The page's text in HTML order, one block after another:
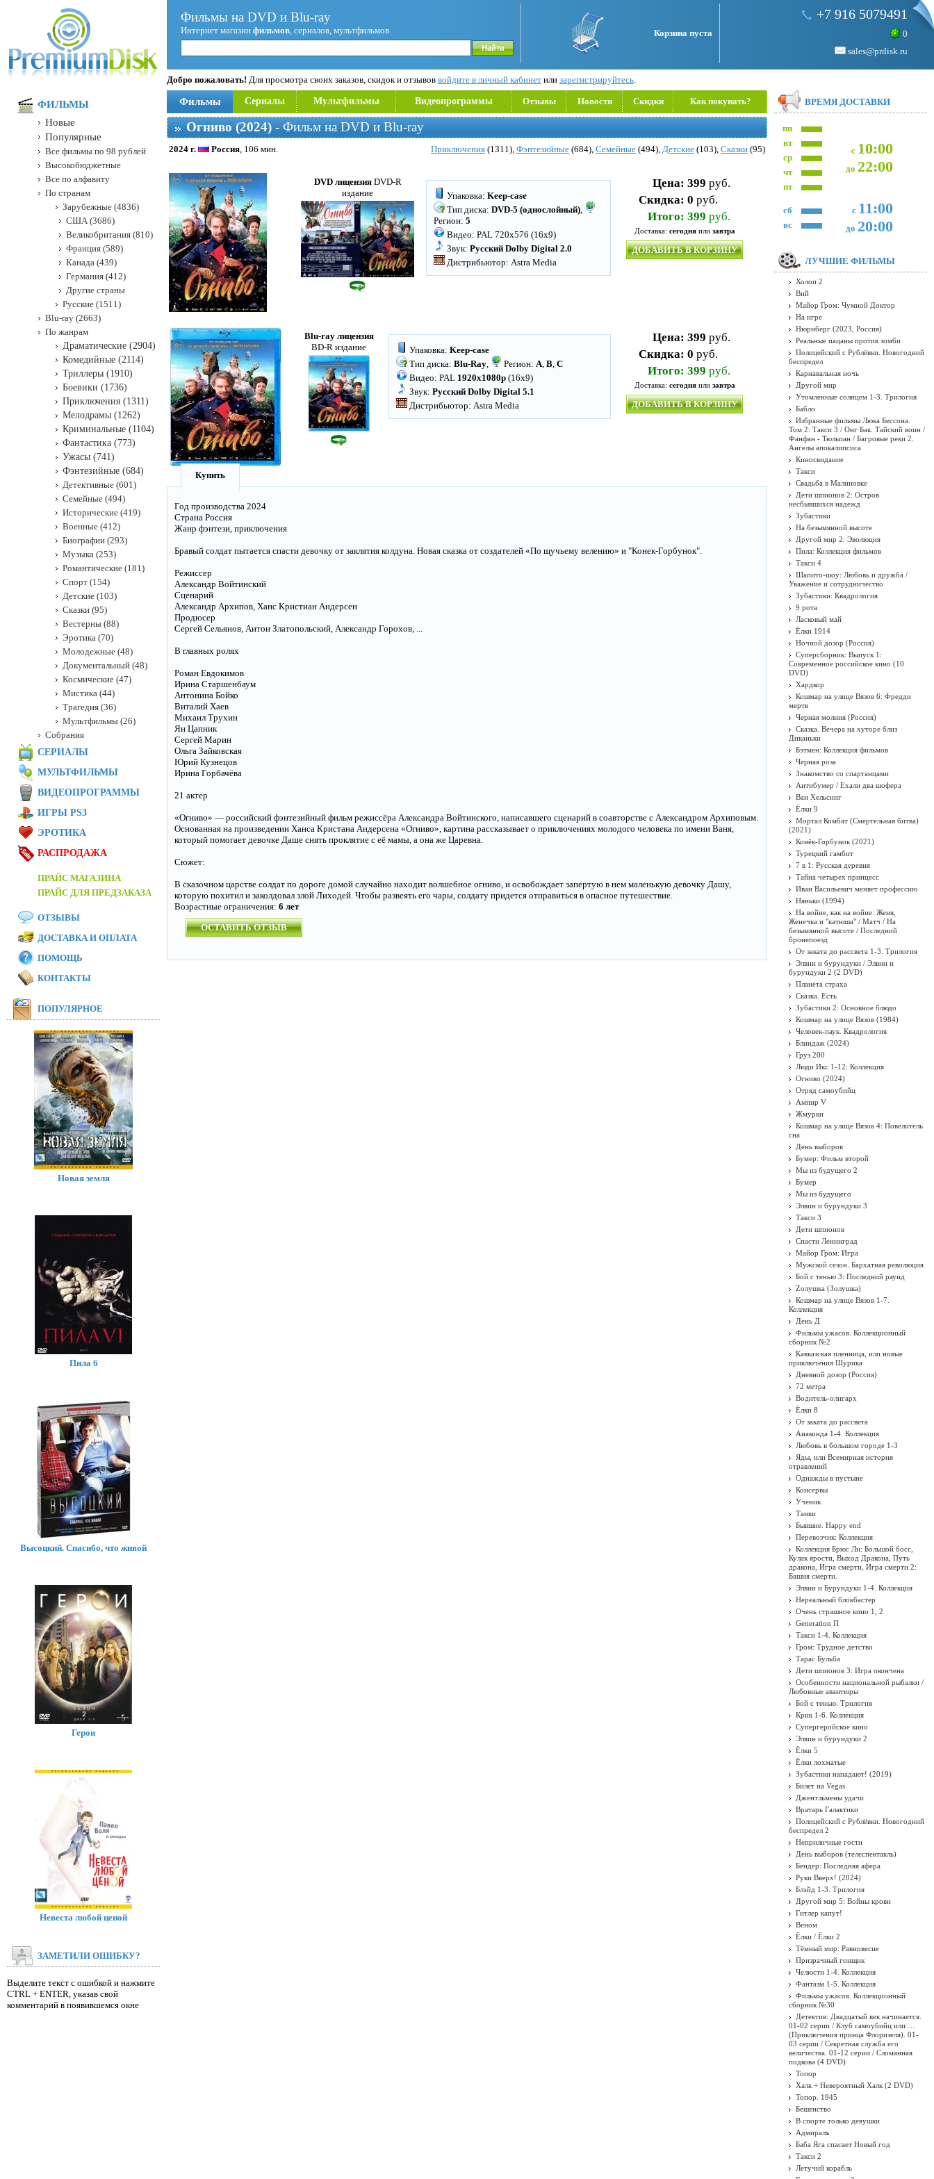
Фильмы на DVD и Blu-ray
Интернет магазин фильмов, сериалов, мультфильмов. Корзина пуста
+7 916 5079491
0
sales@prdisk.ru
Добро пожаловать! Для просмотра своих заказов, скидок и отзывов войдите в личный кабинет или зарегистрируйтесь.
Фильмы Сериалы Мультфильмы Видеопрограммы Отзывы Новости Скидки Как покупать?
Огниво (2024) - Фильм на DVD и Blu-ray
2024 г. Россия, 106 мин. Приключения (1311), Фэнтезийные (684), Семейные (494), Детские (103), Сказки (95)
DVD лицензияDVD-R
издание
Упаковка: Keep-case
Тип диска: DVD-5 (однослойный),
Регион: 5
Видео: PAL 720x576 (16x9)
Звук: Русский Dolby Digital 2.0
Дистрибьютор: Astra Media
Цена: 399 руб.
Скидка: 0 руб.
Итого: 399 руб.
Доставка: сегодняили завтра
ДОБАВИТЬ В КОРЗИНУ
Blu-ray лицензия
BD-R издание
Упаковка: Keep-case
Тип диска: Blu-Ray, Регион: A, B, C
Видео: PAL 1920x1080p (16x9)
Звук: Русский Dolby Digital 5.1
Дистрибьютор: Astra Media
Цена: 399 руб.
Скидка: 0 руб.
Итого: 399 руб.
Доставка: сегодняили завтра
ДОБАВИТЬ В КОРЗИНУ
Купить
Год производства 2024
Страна Россия
Жанр фэнтези, приключения
Бравый солдат пытается спасти девочку от заклятия колдуна. Новая сказка от создателей «По щучьему велению» и "Конек-Горбунок".
Режиссер
Александр Войтинский
Сценарий
Александр Архипов, Ханс Кристиан Андерсен
Продюсер
Сергей Сельянов, Антон Златопольский, Александр Горохов, ...
В главных ролях
Роман Евдокимов
Ирина Старшенбаум
Антонина Бойко
Виталий Хаев
Михаил Трухин
Ян Цапник
Сергей Марин
Ольга Зайковская
Юрий Кузнецов
Ирина Горбачёва
21 актер
«Огниво» — российский фэнтезийный фильм режиссёра Александра Войтинского, написавшего сценарий в соавторстве с Александром Архиповым.
Основанная на произведении Ханса Кристана Андерсена «Огниво», картина рассказывает о приключениях молодого человека по имени Ваня,
который помогает девочке Даше снять проклятие с её мамы, а она же Царевна.
Сюжет:
В сказочном царстве солдат по дороге домой случайно находит волшебное огниво, и освобождает запертую в нем маленькую девочку Дашу,
которую похитил и заколдовал злой Лиходей. Чтобы развеять его чары, солдату придется отправиться в опасное путешествие.
Возрастные ограничения: 6 лет
ОСТАВИТЬ ОТЗЫВ
ФИЛЬМЫ
Новые
Популярные
Все фильмы по 98 рублей
Высокобюджетные
Все по алфавиту
По странам
Зарубежные (4836)
США (3686)
Великобритания (810)
Франция (589)
Канада (439)
Германия (412)
Другие страны
Русские (1511)
Blu-ray (2663)
По жанрам
Драматические (2904)
Комедийные (2114)
Триллеры (1910)
Боевики (1736)
Приключения (1311)
Мелодрамы (1262)
Криминальные (1104)
Фантастика (773)
Ужасы (741)
Фэнтезийные (684)
Детективные (601)
Семейные (494)
Исторические (419)
Военные (412)
Биографии (293)
Музыка (253)
Романтические (181)
Спорт (154)
Детские (103)
Сказки (95)
Вестерны (88)
Эротика (70)
Молодежные (48)
Документальный (48)
Космические (47)
Мистика (44)
Трагедия (36)
Мультфильмы (26)
Собрания
СЕРИАЛЫ
МУЛЬТФИЛЬМЫ
ВИДЕОПРОГРАММЫ
ИГРЫ PS3
ЭРОТИКА
РАСПРОДАЖА
ПРАЙС МАГАЗИНА
ПРАЙС ДЛЯ ПРЕДЗАКАЗА
ОТЗЫВЫ
ДОСТАВКА И ОПЛАТА
ПОМОЩЬ
КОНТАКТЫ
ПОПУЛЯРНОЕ
Новая земля
Пила 6
Высоцкий. Спасибо, что живой
Герои
Невеста любой ценой
ЗАМЕТИЛИ ОШИБКУ?
Выделите текст с ошибкой и нажмите
CTRL + ENTER, указав свой
комментарий в появившемся окне
ВРЕМЯ ДОСТАВКИ
пн
с 10:00
до 22:00
вт
ср
чт
пт
с 11:00
до 20:00
сб
вс
ЛУЧШИЕ ФИЛЬМЫ
Холоп 2
Вий
Майор Гром: Чумной Доктор
На игре
Нюрнберг (2023, Россия)
Реальные пацаны против зомби
Полицейский с Рублёвки. Новогодний
беспредел
Карнавальная ночь
Другой мир
Утомленные солнцем 1-3. Трилогия
Бабло
Избранные фильмы Люка Бессона.
Том 2: Такси 3 / Онг Бак. Тайский воин /
Фанфан - Тюльпан / Багровые реки 2.
Ангелы апокалипсиса
Киносвидание
Такси
Свадьба в Малиновке
Дети шпионов 2: Остров
несбывшихся надежд
Зубастики
На безымянной высоте
Другой мир 2: Эволюция
Пила: Коллекция фильмов
Такси 4
Шапито-шоу: Любовь и дружба /
Уважение и сотрудничество
Зубастики: Квадрология
9 рота
Ласковый май
Ёлки 1914
Ночной дозор (Россия)
Суперсборник: Выпуск 1:
Современное российское кино (10
DVD)
Хардкор
Кошмар на улице Вязов 6: Фредди
мертв
Черная молния (Россия)
Сказка. Вечера на хуторе близ
Диканьки
Бэтмен: Коллекция фильмов
Черная роза
Знакомство со спартанцами
Антибумер / Ехали два шофера
Ван Хельсинг
Ёлки 9
Мортал Комбат (Смертельная битва)
(2021)
Конёк-Горбунок (2021)
Турецкий гамбит
7 в 1: Русская деревня
Тайна четырех принцесс
Иван Васильевич меняет профессию
Няньки (1994)
На войне, как на войне: Женя,
Женечка и "катюша" / Матч / На
безымянной высоте / Последний
бронепоезд
От заката до рассвета 1-3. Трилогия
Элвин и бурундуки / Элвин и
бурундуки 2 (2 DVD)
Планета страха
Сказка. Есть
Зубастики 2: Основное блюдо
Кошмар на улице Вязов (1984)
Человек-паук. Квадрология
Блиндаж (2024)
Груз 200
Люди Икс 1-12: Коллекция
Огниво (2024)
Отряд самоубийц
Ампир V
Жмурки
Кошмар на улице Вязов 4: Повелитель
сна
День выборов
Бумер: Фильм второй
Мы из будущего 2
Бумер
Мы из будущего
Элвин и бурундуки 3
Такси 3
Дети шпионов
Спасти Ленинград
Майор Гром: Игра
Мужской сезон. Бархатная революция
Бой с тенью 3: Последний раунд
Zолушка (Золушка)
Кошмар на улице Вязов 1-7.
Коллекция
День Д
Фильмы ужасов. Коллекционный
сборник №2
Кавказская пленница, или новые
приключения Шурика
Дневной дозор (Россия)
72 метра
Водитель-олигарх
Ёлки 8
От заката до рассвета
Анаконда 1-4. Коллекция
Любовь в большом городе 1-3
Яды, или Всемирная история
отравлений
Однажды в пустыне
Консервы
Ученик
Танки
Бывшие. Happy end
Перевозчик: Коллекция
Коллекция Брюс Ли: Большой босс,
Кулак ярости, Выход Дракона, Путь
дракона, Игра смерти, Игра смерти 2:
Башня смерти.
Элвин и Бурундуки 1-4. Коллекция
Нереальный блокбастер
Очень страшное кино 1, 2
Generation П
Такси 1-4. Коллекция
Гром: Трудное детство
Тарас Бульба
Дети шпионов 3: Игра окончена
Особенности национальной рыбалки /
Любовные авантюры
Бой с тенью. Трилогия
Крик 1-6. Коллекция
Супергеройское кино
Элвин и бурундуки 2
Ёлки 5
Ёлки лохматые
Зубастики нападают! (2019)
Билет на Vegas
Джентльмены удачи
Вратарь Галактики
Полицейский с Рублёвки. Новогодний
беспредел 2
Неприличные гости
День выборов (телеспектакль)
Бендер: Последняя афера
Руки Вверх! (2024)
Блэйд 1-3. Трилогия
Другой мир 5: Войны крови
Гитлер капут!
Веном
Ёлки / Ёлки 2
Тёмный мир: Равновесие
Призрачный гонщик
Челюсти 1-4. Коллекция
Фантазм 1-5. Коллекция
Фильмы ужасов. Коллекционный
сборник №30
Детектив: Двадцатый век начинается.
01-02 серии / Клуб самоубийц или …
(Приключения принца Флоризеля). 01-
03 серии / Секретная служба его
величества. 01-12 серии / Сломанная
подкова (4 DVD)
Топор
Халк + Невероятный Халк (2 DVD)
Топор. 1945
Бешенство
В спорте только девушки
Адмиралъ
Баба Яга спасает Новый год
Такси 2
Летучий корабль